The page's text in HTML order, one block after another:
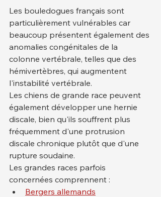
Les bouledogues français sont
particulièrement vulnérables car
beaucoup présentent également des
anomalies congénitales de la
colonne vertébrale, telles que des
hémivertèbres, qui augmentent
l'instabilité vertébrale.
Les chiens de grande race peuvent
également développer une hernie
discale, bien qu'ils souffrent plus
fréquemment d'une protrusion
discale chronique plutôt que d'une
rupture soudaine.
Les grandes races parfois
concernées comprennent :
Bergers allemands